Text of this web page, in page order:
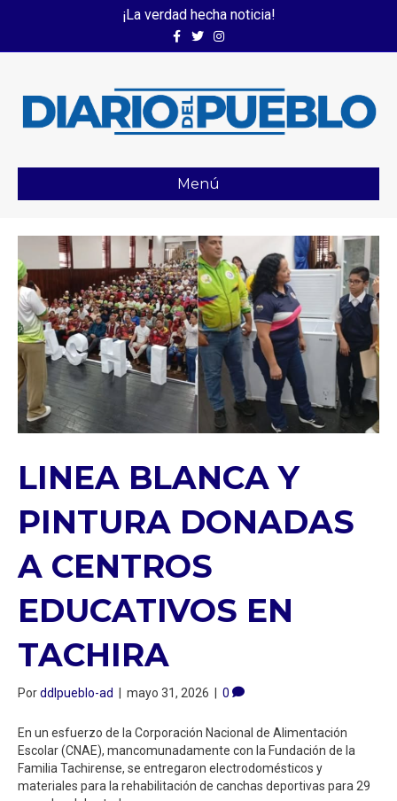
¡La verdad hecha noticia!
FacebookTwitterInstagram
Menú
LINEA BLANCA Y
PINTURA DONADAS
A CENTROS
EDUCATIVOS EN
TACHIRA
Porddlpueblo-ad | mayo 31, 2026 | 0
En un esfuerzo de la Corporación Nacional de Alimentación
Escolar (CNAE), mancomunadamente con la Fundación de la
Familia Tachirense, se entregaron electrodomésticos y
materiales para la rehabilitación de canchas deportivas para 29